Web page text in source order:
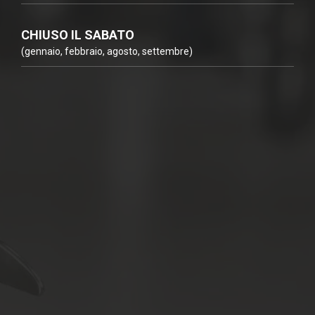
CHIUSO IL SABATO
(gennaio, febbraio, agosto, settembre)